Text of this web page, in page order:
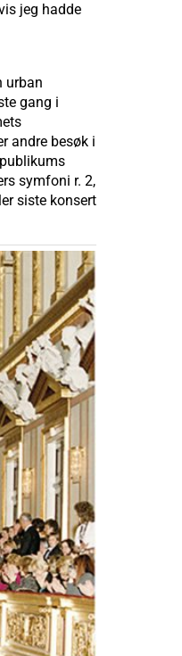
jeg hadde
urban
gang i
andre besøk i
symfoni r. 2,
siste konsert